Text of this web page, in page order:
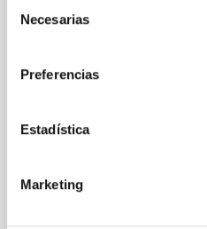
Necesarias
Preferencias
Estadística
Marketing
2026, que se celebrará
investigadores
Hotel El Montico
01:00